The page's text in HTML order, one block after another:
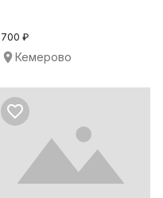
700 ₽
Кемерово